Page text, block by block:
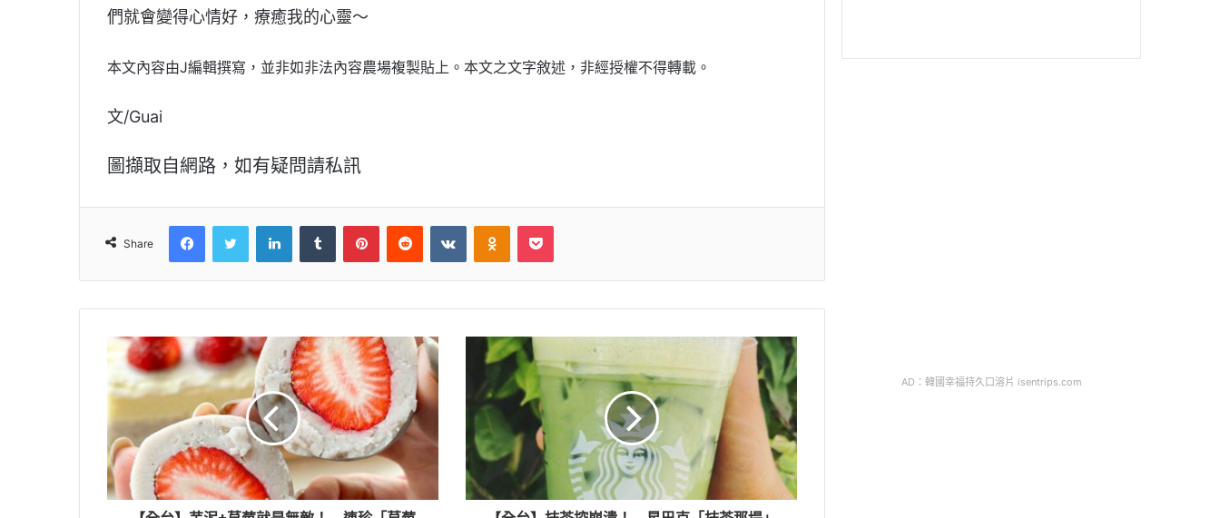
們就會變得心情好，療癒我的心靈～
本文內容由J編輯撰寫，並非如非法內容農場複製貼上。本文之文字敘述，非經授權不得轉載。
文/Guai
圖擷取自網路，如有疑問請私訊
Share
AD：韓國幸福持久口溶片 isentrips.com